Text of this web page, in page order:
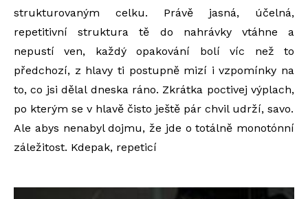
strukturovaným celku. Právě jasná, účelná,
repetitivní struktura tě do nahrávky vtáhne a
nepustí ven, každý opakování bolí víc než to
předchozí, z hlavy ti postupně mizí i vzpomínky na
to, co jsi dělal dneska ráno. Zkrátka poctivej výplach,
po kterým se v hlavě čisto ještě pár chvil udrží, savo.
Ale abys nenabyl dojmu, že jde o totálně monotónní
záležitost. Kdepak, repeticí